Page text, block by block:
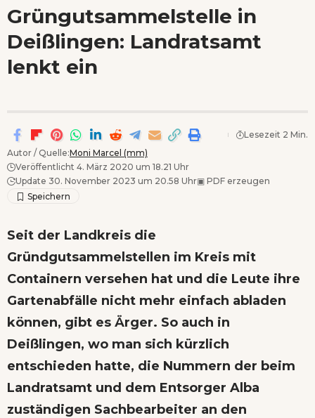
Grüngutsammelstelle in
Deißlingen: Landratsamt
lenkt ein
Autor / Quelle:Moni Marcel (mm)
Veröffentlicht 4. März 2020 um 18.21 Uhr
Update 30. November 2023 um 20.58 Uhr▣ PDF erzeugen
Lesezeit 2 Min.
Seit der Landkreis die
Gründgutsammelstellen im Kreis mit
Containern versehen hat und die Leute ihre
Gartenabfälle nicht mehr einfach abladen
können, gibt es Ärger. So auch in
Deißlingen, wo man sich kürzlich
entschieden hatte, die Nummern der beim
Landratsamt und dem Entsorger Alba
zuständigen Sachbearbeiter an den